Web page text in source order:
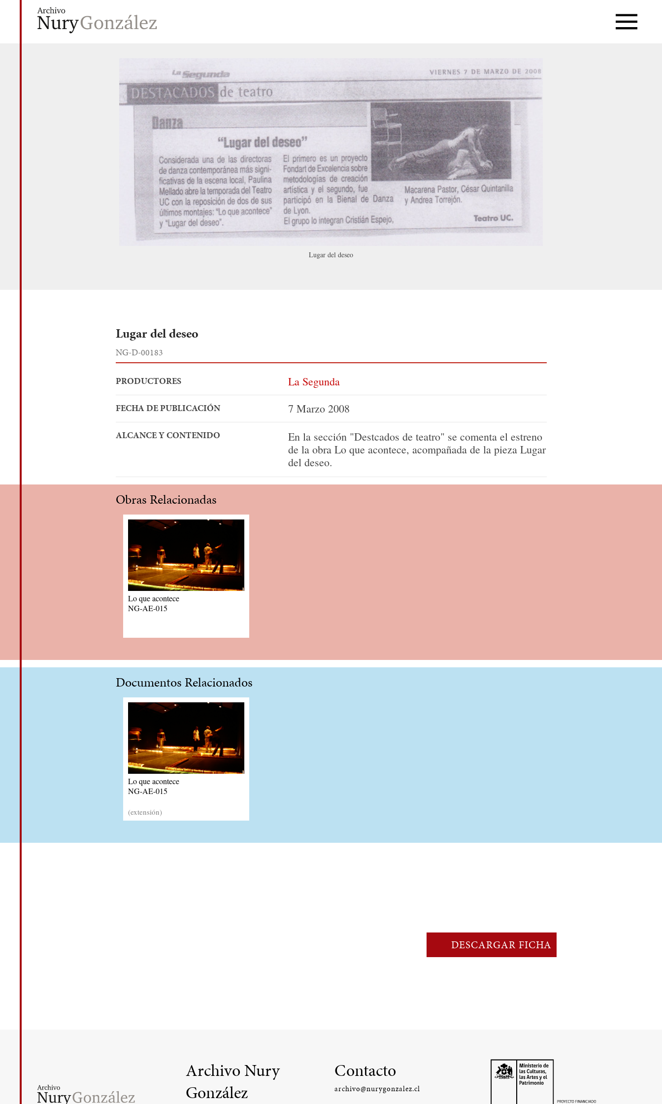
Lugar del deseo
DESCARGAR FICHA
Lugar del deseo
NG-D-00183
PRODUCTORES La Segunda
FECHA DE PUBLICACIÓN 7 Marzo 2008
ALCANCE Y CONTENIDO
En la sección "Destcados de teatro" se comenta el estreno
de la obra Lo que acontece, acompañada de la pieza Lugar
del deseo.
Obras Relacionadas
Lo que acontece
NG-AE-015
Documentos Relacionados
Lo que acontece
NG-AE-015
(extensión)
Archivo Nury
González
Contacto
archivo@nurygonzalez.cl